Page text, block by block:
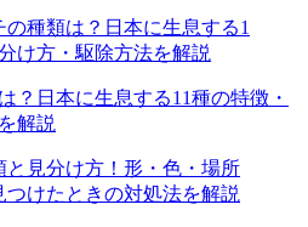
？日本に生息する11種の特徴・
解説